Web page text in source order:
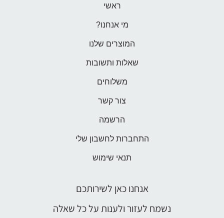
ראשי
מי אנחנו?
המוצרים שלנו
שאלות ותשובות
משלוחים
צור קשר
הרשמה
התחברות לחשבון שלי
תנאי שימוש
אנחנו כאן לשירותכם
נשמח לעזור ולענות על כל שאלה